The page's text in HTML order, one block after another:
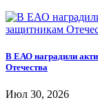
В ЕАО наградили
Отечества
Июл 30, 2026